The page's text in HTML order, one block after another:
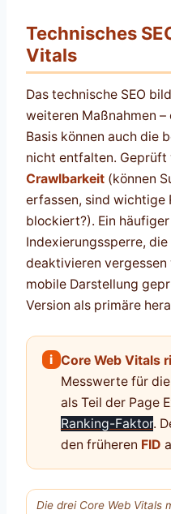
Technisches
Vitals
Das technische SEO
weiteren Maßnahmen
Basis können auch die
nicht entfalten.
Crawlbarkeit (können
erfassen, sind wichtige
blockiert?). Ein
Indexierungssperre,
deaktivieren
mobile Darstellung
Version als primäre
i Core Web Vitals
Messwerte für
als Teil der Page
Ranking-Faktor.
den früheren FID
Die drei Core Web Vitals